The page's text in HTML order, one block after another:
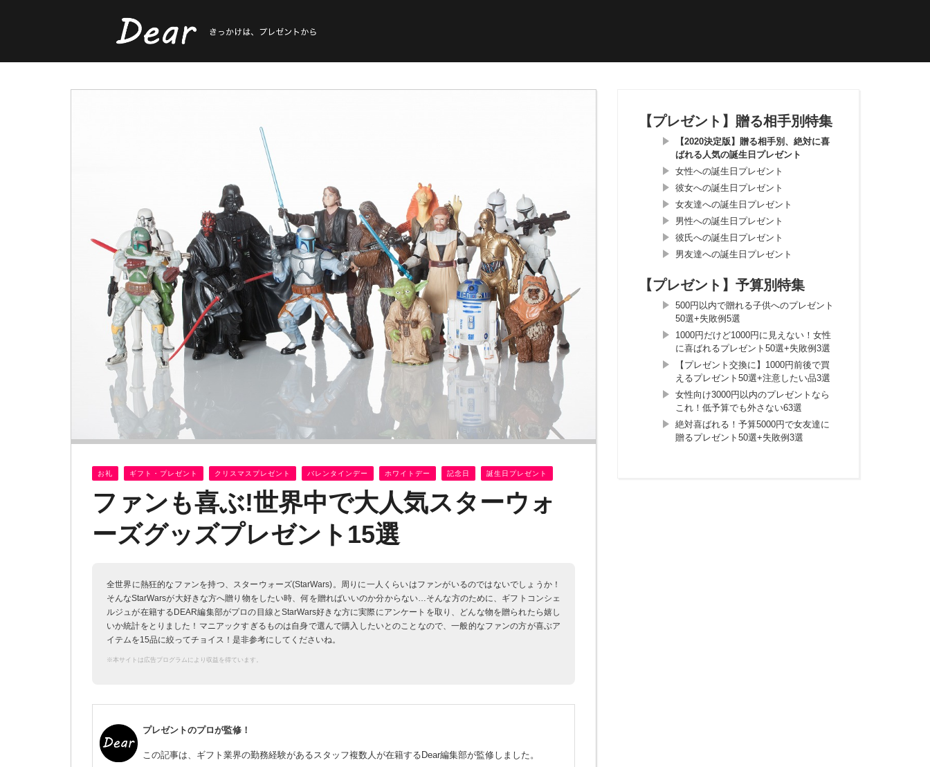
お礼 ギフト・プレゼント クリスマスプレゼント バレンタインデー ホワイトデー 記念日 誕生日プレゼント
ファンも喜ぶ!世界中で大人気スターウォ
ーズグッズプレゼント15選
全世界に熱狂的なファンを持つ、スターウォーズ(StarWars)。周りに一人くらいはファンがいるのではないでしょうか！
そんなStarWarsが大好きな方へ贈り物をしたい時、何を贈ればいいのか分からない…そんな方のために、ギフトコンシェ
ルジュが在籍するDEAR編集部がプロの目線とStarWars好きな方に実際にアンケートを取り、どんな物を贈られたら嬉し
いか統計をとりました！マニアックすぎるものは自身で選んで購入したいとのことなので、一般的なファンの方が喜ぶア
イテムを15品に絞ってチョイス！是非参考にしてくださいね。
※本サイトは広告プログラムにより収益を得ています。
プレゼントのプロが監修！
この記事は、ギフト業界の勤務経験があるスタッフ複数人が在籍するDear編集部が監修しました。
【プレゼント】贈る相手別特集
【2020決定版】贈る相手別、絶対に喜
ばれる人気の誕生日プレゼント
女性への誕生日プレゼント
彼女への誕生日プレゼント
女友達への誕生日プレゼント
男性への誕生日プレゼント
彼氏への誕生日プレゼント
男友達への誕生日プレゼント
【プレゼント】予算別特集
500円以内で贈れる子供へのプレゼント
50選+失敗例5選
1000円だけど1000円に見えない！女性
に喜ばれるプレゼント50選+失敗例3選
【プレゼント交換に】1000円前後で買
えるプレゼント50選+注意したい品3選
女性向け3000円以内のプレゼントなら
これ！低予算でも外さない63選
絶対喜ばれる！予算5000円で女友達に
贈るプレゼント50選+失敗例3選